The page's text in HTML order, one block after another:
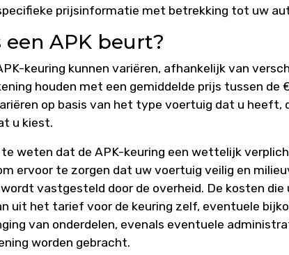
prijsinformatie met betrekking tot uw
een APK beurt?
keuring kunnen variëren, afhankelijk van
houden met een gemiddelde prijs tussen de
op basis van het type voertuig dat u heeft,
u kiest.
weten dat de APK-keuring een wettelijk
ervoor te zorgen dat uw voertuig veilig en
vastgesteld door de overheid. De kosten die
uit het tarief voor de keuring zelf, eventuele
van onderdelen, evenals eventuele
worden gebracht.